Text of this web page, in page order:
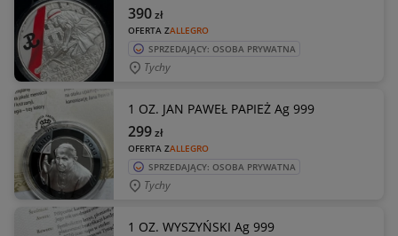
OFERTA ZALLEGRO
390zł
SPRZEDAJĄCY: OSOBA PRYWATNA
Tychy
1 OZ. JAN PAWEŁ PAPIEŻ Ag 999
OFERTA ZALLEGRO
299zł
SPRZEDAJĄCY: OSOBA PRYWATNA
Tychy
1 OZ. WYSZYŃSKI Ag 999